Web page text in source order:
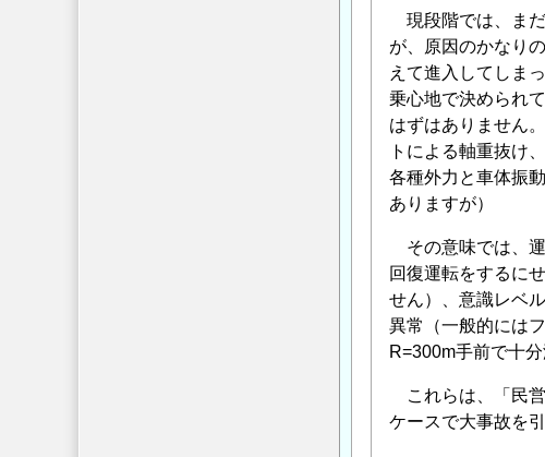
現段階では、ま
が、原因のかなり
えて進入してしま
乗心地で決められ
はずはありません
トによる軸重抜け
各種外力と車体振
ありますが）
その意味では、
回復運転をするに
せん）、意識レベ
異常（一般的には
R=300m手前で十
これらは、「民
ケースで大事故を